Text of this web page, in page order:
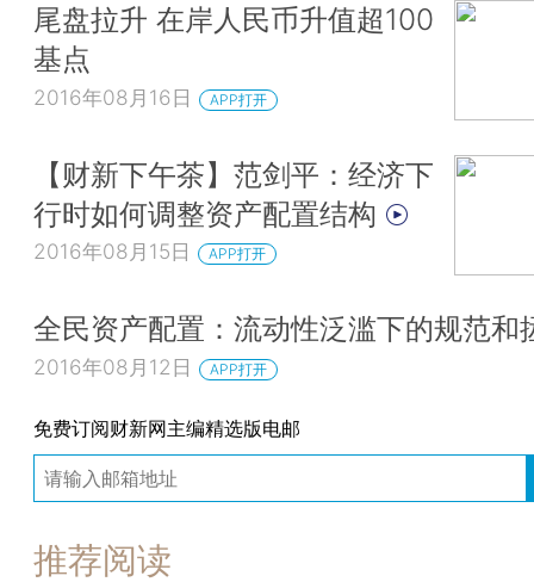
尾盘拉升 在岸人民币升值超100
基点
2016年08月16日 APP打开
【财新下午茶】范剑平：经济下
行时如何调整资产配置结构
2016年08月15日 APP打开
全民资产配置：流动性泛滥下的规范和
2016年08月12日 APP打开
免费订阅财新网主编精选版电邮
推荐阅读